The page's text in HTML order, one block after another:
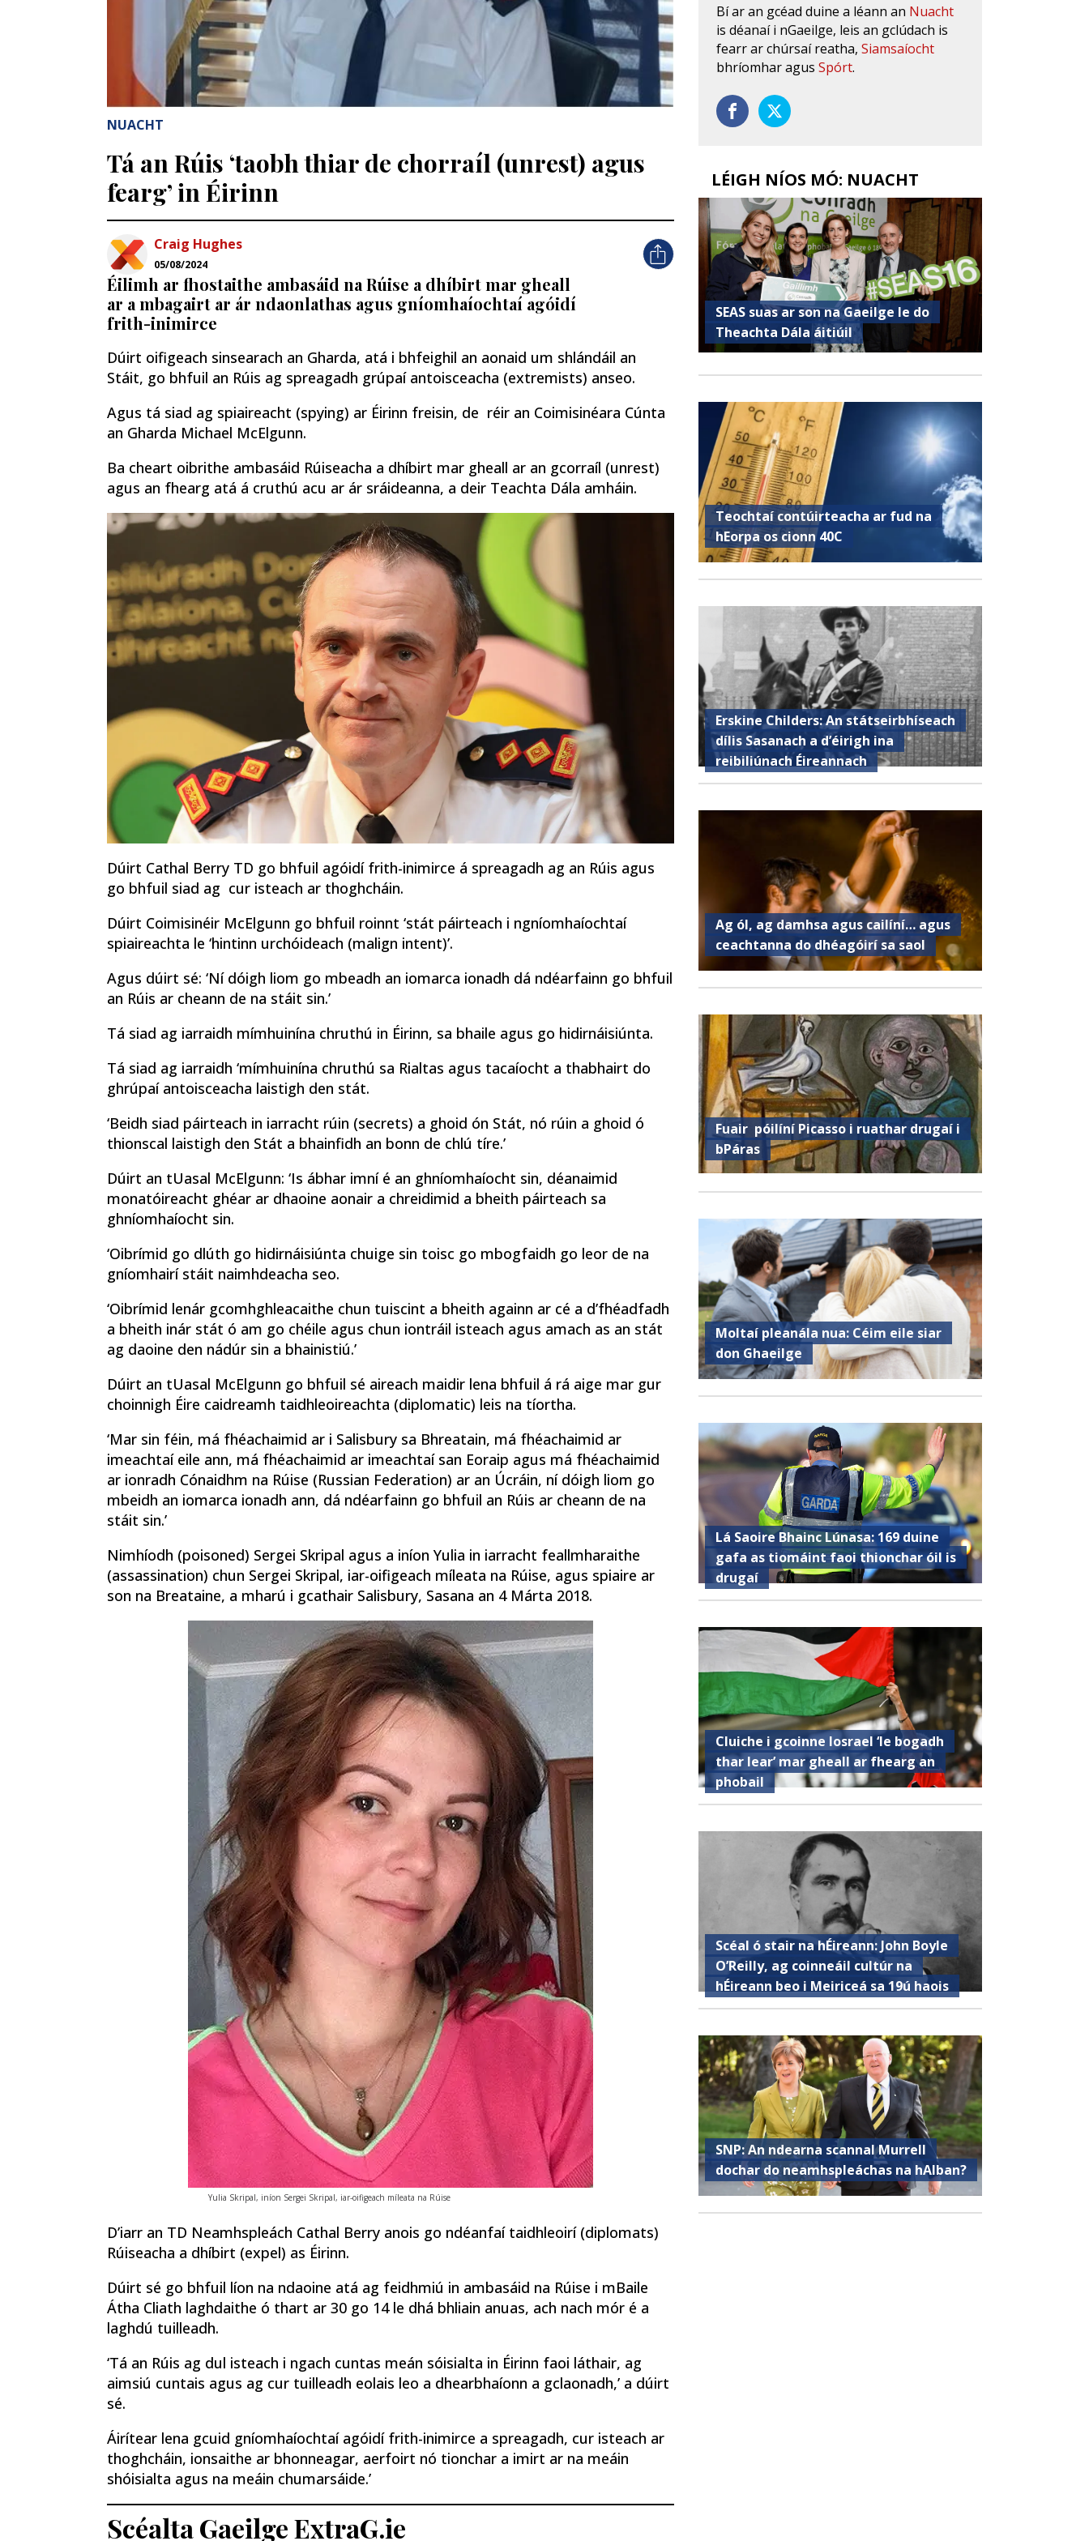
NUACHT
Tá an Rúis ‘taobh thiar de chorraíl (unrest) agus
fearg’ in Éirinn
Craig Hughes
05/08/2024
Éilimh ar fhostaithe ambasáid na Rúise a dhíbirt mar gheall
ar a mbagairt ar ár ndaonlathas agus gníomhaíochtaí agóidí
frith-inimirce
Dúirt oifigeach sinsearach an Gharda, atá i bhfeighil an aonaid um shlándáil an
Stáit, go bhfuil an Rúis ag spreagadh grúpaí antoisceacha (extremists) anseo.
Agus tá siad ag spiaireacht (spying) ar Éirinn freisin, de réir an Coimisinéara Cúnta
an Gharda Michael McElgunn.
Ba cheart oibrithe ambasáid Rúiseacha a dhíbirt mar gheall ar an gcorraíl (unrest)
agus an fhearg atá á cruthú acu ar ár sráideanna, a deir Teachta Dála amháin.
Dúirt Cathal Berry TD go bhfuil agóidí frith-inimirce á spreagadh ag an Rúis agus
go bhfuil siad ag cur isteach ar thoghcháin.
Dúirt Coimisinéir McElgunn go bhfuil roinnt ‘stát páirteach i ngníomhaíochtaí
spiaireachta le ‘hintinn urchóideach (malign intent)’.
Agus dúirt sé: ‘Ní dóigh liom go mbeadh an iomarca ionadh dá ndéarfainn go bhfuil
an Rúis ar cheann de na stáit sin.’
Tá siad ag iarraidh mímhuinína chruthú in Éirinn, sa bhaile agus go hidirnáisiúnta.
Tá siad ag iarraidh ‘mímhuinína chruthú sa Rialtas agus tacaíocht a thabhairt do
ghrúpaí antoisceacha laistigh den stát.
‘Beidh siad páirteach in iarracht rúin (secrets) a ghoid ón Stát, nó rúin a ghoid ó
thionscal laistigh den Stát a bhainfidh an bonn de chlú tíre.’
Dúirt an tUasal McElgunn: ‘Is ábhar imní é an ghníomhaíocht sin, déanaimid
monatóireacht ghéar ar dhaoine aonair a chreidimid a bheith páirteach sa
ghníomhaíocht sin.
‘Oibrímid go dlúth go hidirnáisiúnta chuige sin toisc go mbogfaidh go leor de na
gníomhairí stáit naimhdeacha seo.
‘Oibrímid lenár gcomhghleacaithe chun tuiscint a bheith againn ar cé a d’fhéadfadh
a bheith inár stát ó am go chéile agus chun iontráil isteach agus amach as an stát
ag daoine den nádúr sin a bhainistiú.’
Dúirt an tUasal McElgunn go bhfuil sé aireach maidir lena bhfuil á rá aige mar gur
choinnigh Éire caidreamh taidhleoireachta (diplomatic) leis na tíortha.
‘Mar sin féin, má fhéachaimid ar i Salisbury sa Bhreatain, má fhéachaimid ar
imeachtaí eile ann, má fhéachaimid ar imeachtaí san Eoraip agus má fhéachaimid
ar ionradh Cónaidhm na Rúise (Russian Federation) ar an Úcráin, ní dóigh liom go
mbeidh an iomarca ionadh ann, dá ndéarfainn go bhfuil an Rúis ar cheann de na
stáit sin.’
Nimhíodh (poisoned) Sergei Skripal agus a iníon Yulia in iarracht feallmharaithe
(assassination) chun Sergei Skripal, iar-oifigeach míleata na Rúise, agus spiaire ar
son na Breataine, a mharú i gcathair Salisbury, Sasana an 4 Márta 2018.
Yulia Skripal, iníon Sergei Skripal, iar-oifigeach míleata na Rúise
D’iarr an TD Neamhspleách Cathal Berry anois go ndéanfaí taidhleoirí (diplomats)
Rúiseacha a dhíbirt (expel) as Éirinn.
Dúirt sé go bhfuil líon na ndaoine atá ag feidhmiú in ambasáid na Rúise i mBaile
Átha Cliath laghdaithe ó thart ar 30 go 14 le dhá bhliain anuas, ach nach mór é a
laghdú tuilleadh.
‘Tá an Rúis ag dul isteach i ngach cuntas meán sóisialta in Éirinn faoi láthair, ag
aimsiú cuntais agus ag cur tuilleadh eolais leo a dhearbhaíonn a gclaonadh,’ a dúirt
sé.
Áirítear lena gcuid gníomhaíochtaí agóidí frith-inimirce a spreagadh, cur isteach ar
thoghcháin, ionsaithe ar bhonneagar, aerfoirt nó tionchar a imirt ar na meáin
shóisialta agus na meáin chumarsáide.’
Scéalta Gaeilge ExtraG.ie
Bí ar an gcéad duine a léann an Nuacht
is déanaí i nGaeilge, leis an gclúdach is
fearr ar chúrsaí reatha,Siamsaíocht
bhríomhar agusSpórt.
LÉIGH NÍOS MÓ: NUACHT
SEAS suas ar son na Gaeilge le do
Theachta Dála áitiúil
Teochtaí contúirteacha ar fud na
hEorpa os cionn 40C
Erskine Childers: An státseirbhíseach
dílis Sasanach a d’éirigh ina
reibiliúnach Éireannach
Ag ól, ag damhsa agus cailíní… agus
ceachtanna do dhéagóirí sa saol
Fuair ​​ póilíní Picasso i ruathar drugaí i
bPáras
Moltaí pleanála nua: Céim eile siar
don Ghaeilge
Lá Saoire Bhainc Lúnasa: 169 duine
gafa as tiomáint faoi thionchar óil is
drugaí
Cluiche i gcoinne Iosrael ‘le bogadh
thar lear’ mar gheall ar fhearg an
phobail
Scéal ó stair na hÉireann: John Boyle
O’Reilly, ag coinneáil cultúr na
hÉireann beo i Meiriceá sa 19ú haois
SNP: An ndearna scannal Murrell
dochar do neamhspleáchas na hAlban?